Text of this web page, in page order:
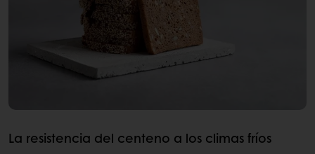
La resistencia del centeno a los climas fríos